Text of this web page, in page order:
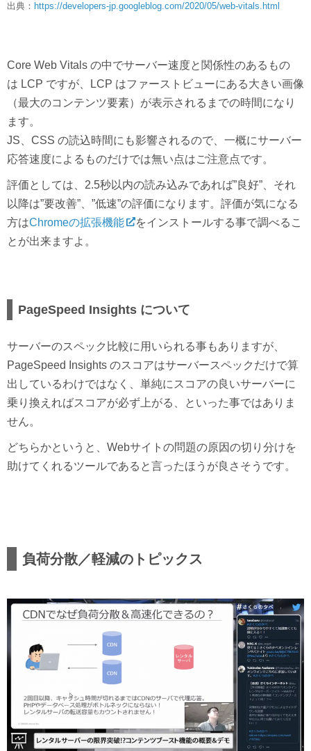
出典： https://developers-jp.googleblog.com/2020/05/web-vitals.html
Core Web Vitals の中でサーバー速度と関係性のあるもの
は LCP ですが、LCP はファーストビューにある大きい画像
（最大のコンテンツ要素）が表示されるまでの時間になり
ます。
JS、CSS の読込時間にも影響されるので、一概にサーバー
応答速度によるものだけでは無い点はご注意点です。
評価としては、2.5秒以内の読み込みであれば”良好”、それ
以降は”要改善”、”低速”の評価になります。評価が気になる
方はChromeの拡張機能
をインストールする事で調べるこ
とが出来ますよ。
PageSpeed Insights について
サーバーのスペック比較に用いられる事もありますが、
PageSpeed Insights のスコアはサーバースペックだけで算
出しているわけではなく、単純にスコアの良いサーバーに
乗り換えればスコアが必ず上がる、といった事ではありま
せん。
どちらかというと、Webサイトの問題の原因の切り分けを
助けてくれるツールであると言ったほうが良さそうです。
負荷分散／軽減のトピックス